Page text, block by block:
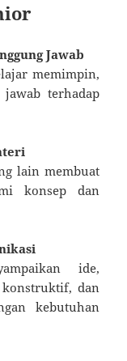
Jawab
memimpin,
terhadap
lain membuat
konsep dan
ide,
dan
kebutuhan